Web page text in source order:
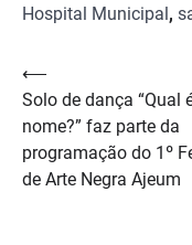
Hospital Municipal ,
Navegação
de
Post
⟵
Solo de dança “Qual
nome?” faz parte da
programação do 1º
de Arte Negra Ajeum